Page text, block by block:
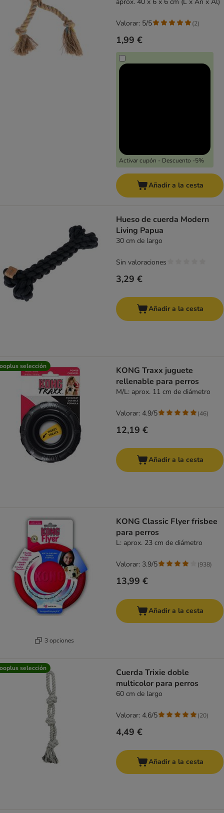
1,99 €
Activar cupón - Descuento -5%
Valorar: 5/5 (2)
Añadir a la cesta
Hueso de cuerda Modern
Living Papua
30 cm de largo
3,29 €
Sin valoraciones
Añadir a la cesta
selección
KONG Traxx juguete
rellenable para perros
M/L: aprox. 11 cm de diámetro
12,19 €
Valorar: 4.9/5 (46)
Añadir a la cesta
3 opciones
KONG Classic Flyer frisbee
para perros
L: aprox. 23 cm de diámetro
13,99 €
Valorar: 3.9/5 (938)
Añadir a la cesta
selección
Cuerda Trixie doble
multicolor para perros
60 cm de largo
4,49 €
Valorar: 4.6/5 (20)
Añadir a la cesta